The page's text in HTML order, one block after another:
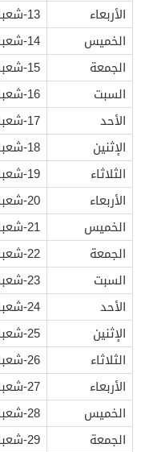
الأربعاء
13-شعبان-1443
الخميس
14-شعبان-1443
الجمعة
15-شعبان-1443
السبت
16-شعبان-1443
الأحد
17-شعبان-1443
الإثنين
18-شعبان-1443
الثلاثاء
19-شعبان-1443
الأربعاء
20-شعبان-1443
الخميس
21-شعبان-1443
الجمعة
22-شعبان-1443
السبت
23-شعبان-1443
الأحد
24-شعبان-1443
الإثنين
25-شعبان-1443
الثلاثاء
26-شعبان-1443
الأربعاء
27-شعبان-1443
الخميس
28-شعبان-1443
الجمعة
29-شعبان-1443